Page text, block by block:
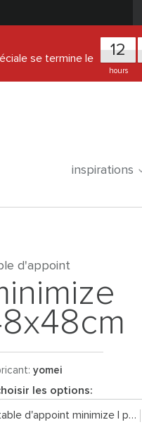
se termine le 12
hours
inspirations
d'appoint
yomei
les options:
table d'appoint minimize | pantex / acier inoxydable